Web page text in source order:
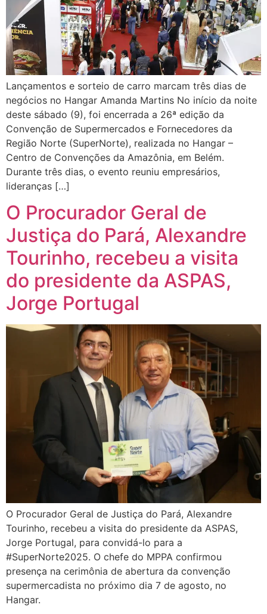
Lançamentos e sorteio de carro marcam três dias de
negócios no Hangar Amanda Martins No início da noite
deste sábado (9), foi encerrada a 26ª edição da
Convenção de Supermercados e Fornecedores da
Região Norte (SuperNorte), realizada no Hangar –
Centro de Convenções da Amazônia, em Belém.
Durante três dias, o evento reuniu empresários,
lideranças […]
O Procurador Geral de
Justiça do Pará, Alexandre
Tourinho, recebeu a visita
do presidente da ASPAS,
Jorge Portugal
O Procurador Geral de Justiça do Pará, Alexandre
Tourinho, recebeu a visita do presidente da ASPAS,
Jorge Portugal, para convidá-lo para a
#SuperNorte2025. O chefe do MPPA confirmou
presença na cerimônia de abertura da convenção
supermercadista no próximo dia 7 de agosto, no
Hangar.